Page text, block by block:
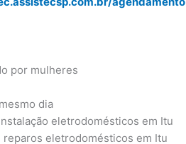
por mulheres
dia
eletrodomésticos em Itu
reparos eletrodomésticos em Itu